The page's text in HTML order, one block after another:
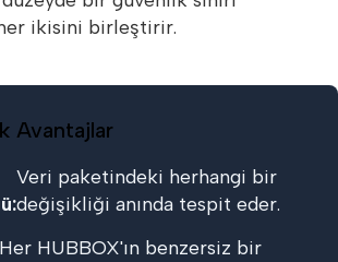
ikisini birleştirir.
Avantajlar
Veri paketindeki herhangi bir
değişikliği anında tespit eder.
Her HUBBOX'ın benzersiz bir